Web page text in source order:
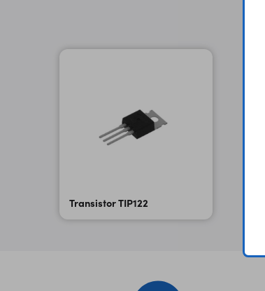
Transistor TIP122